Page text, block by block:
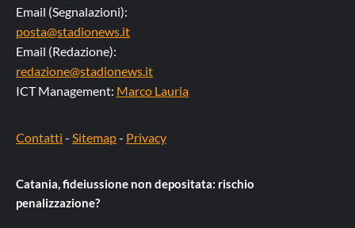
Email (Segnalazioni):
posta@stadionews.it
Email (Redazione):
redazione@stadionews.it
ICT Management: Marco Lauria
Contatti - Sitemap- Privacy
Catania, fideiussione non depositata: rischio
penalizzazione?